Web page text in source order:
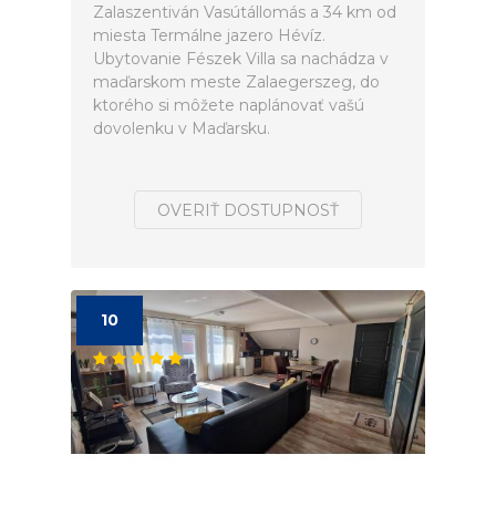
Zalaszentiván Vasútállomás a 34 km od
miesta Termálne jazero Hévíz.
Ubytovanie Fészek Villa sa nachádza v
maďarskom meste Zalaegerszeg, do
ktorého si môžete naplánovať vašú
dovolenku v Maďarsku.
OVERIŤ DOSTUPNOSŤ
10